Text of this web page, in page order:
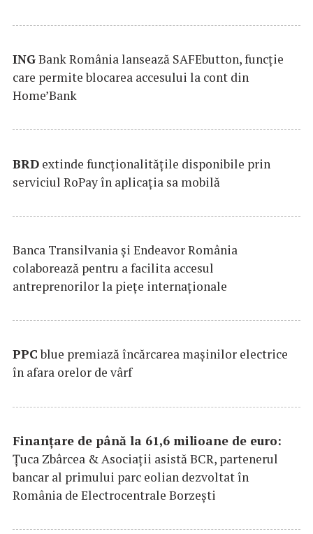
INGBank România lansează SAFEbutton, funcţie
care permite blocarea accesului la cont din
Home’Bank
BRD extinde funcţionalităţile disponibile prin
serviciul RoPay în aplicaţia sa mobilă
Banca Transilvania şi Endeavor România
colaborează pentru a facilita accesul
antreprenorilor la pieţe internaţionale
PPCblue premiază încărcarea maşinilor electrice
în afara orelor de vârf
Finanțare de până la 61,6 milioane de euro:
Țuca Zbârcea & Asociații asistă BCR, partenerul
bancar al primului parc eolian dezvoltat în
România de Electrocentrale Borzești